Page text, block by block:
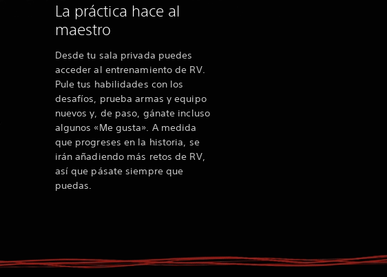
La práctica hace al
maestro
Desde tu sala privada puedes
acceder al entrenamiento de RV.
Pule tus habilidades con los
desafíos, prueba armas y equipo
nuevos y, de paso, gánate incluso
algunos «Me gusta». A medida
que progreses en la historia, se
irán añadiendo más retos de RV,
así que pásate siempre que
puedas.